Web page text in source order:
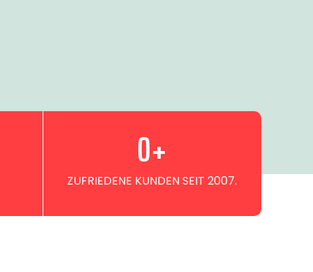
ZUFRIEDENE KUNDEN SEIT 2007.
0+